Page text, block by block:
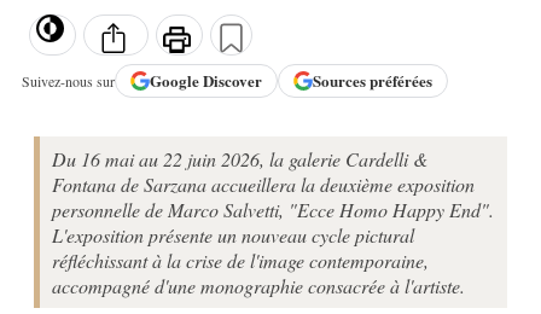
Suivez-nous sur GoogleDiscover Sources préférées
Du 16 mai au 22 juin 2026, la galerie Cardelli &
Fontana de Sarzana accueillera la deuxième exposition
personnelle de Marco Salvetti, "Ecce Homo Happy End".
L'exposition présente un nouveau cycle pictural
réfléchissant à la crise de l'image contemporaine,
accompagné d'une monographie consacrée à l'artiste.